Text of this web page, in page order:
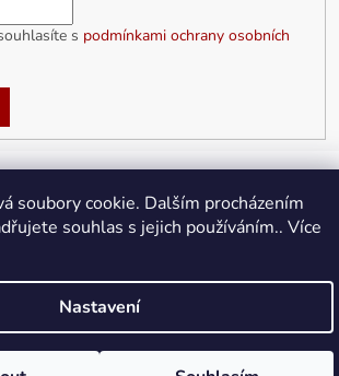
soubory cookie. Dalším procházením
souhlas s jejich používáním.. Více
Nastavení
s podmínkami ochrany osobních
Vytvořil Shoptet